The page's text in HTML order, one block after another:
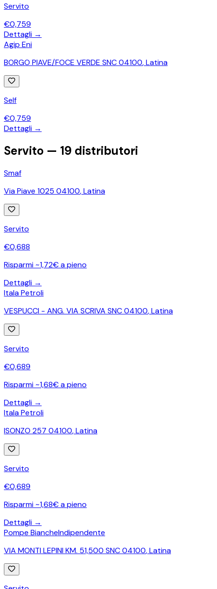
Servito
€0,759
Dettagli →
Agip Eni
BORGO PIAVE/FOCE VERDE SNC 04100,Latina
Self
€0,759
Dettagli →
Servito — 19 distributori
Smaf
Via Piave 1025 04100,Latina
Servito
€0,688
Risparmi ~1,72€ a pieno
Dettagli →
Itala Petroli
VESPUCCI - ANG. VIA SCRIVA SNC 04100,Latina
Servito
€0,689
Risparmi ~1,68€ a pieno
Dettagli →
Itala Petroli
ISONZO 257 04100,Latina
Servito
€0,689
Risparmi ~1,68€ a pieno
Dettagli →
Pompe BiancheIndipendente
VIA MONTI LEPINI KM. 51,500 SNC 04100,Latina